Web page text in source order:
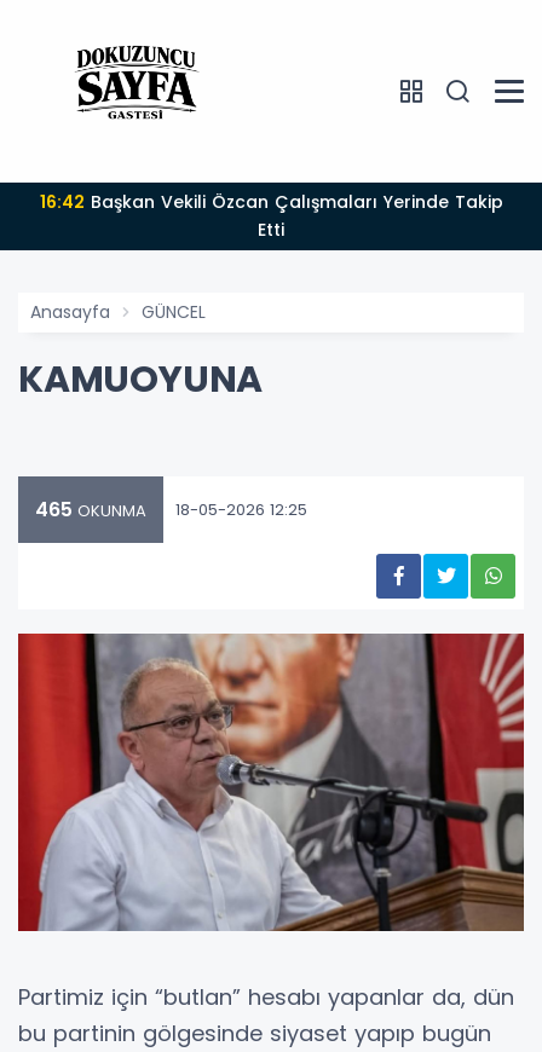
16:42
Etti
Anasayfa GÜNCEL
KAMUOYUNA
465 OKUNMA 18-05-2026 12:25
Partimiz için “butlan” hesabı yapanlar da, dün
bu partinin gölgesinde siyaset yapıp bugün